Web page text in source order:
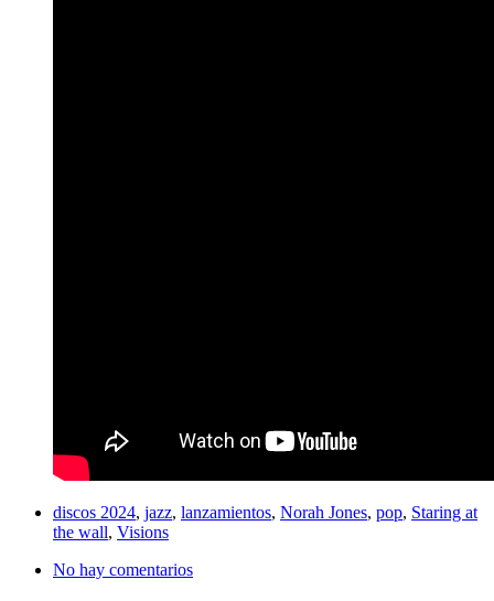
discos 2024, jazz, lanzamientos, Norah Jones, pop, Staring at
the wall, Visions
No hay comentarios